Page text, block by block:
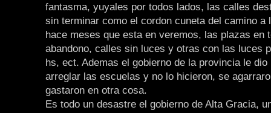
fantasma, yuyales por todos lados, las calles
sin terminar como el cordon cuneta del camino a
hace meses que esta en veremos, las plazas en
abandono, calles sin luces y otras con las luces
hs, ect. Ademas el gobierno de la provincia le dio
arreglar las escuelas y no lo hicieron, se
gastaron en otra cosa.
Es todo un desastre el gobierno de Alta Gracia,